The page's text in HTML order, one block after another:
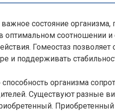
важное состояние
оптимальном соотношении и
Гомеостаз
и поддерживать
способность организма
Существуют разные
Приобретенный